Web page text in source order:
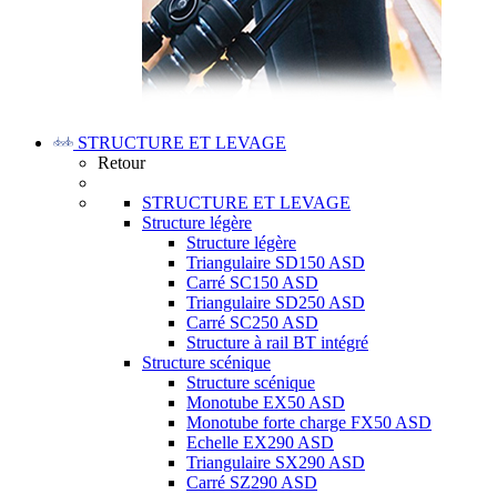
STRUCTURE ET LEVAGE
Retour
STRUCTURE ET LEVAGE
Structure légère
Structure légère
Triangulaire SD150 ASD
Carré SC150 ASD
Triangulaire SD250 ASD
Carré SC250 ASD
Structure à rail BT intégré
Structure scénique
Structure scénique
Monotube EX50 ASD
Monotube forte charge FX50 ASD
Echelle EX290 ASD
Triangulaire SX290 ASD
Carré SZ290 ASD